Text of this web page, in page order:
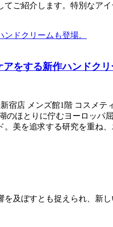
ご紹介します。特別なア
をする新作ハンドクリ
宿店 メンズ館1階 コスメテ
ほとりに佇むヨーロッパ
美を追求する研究を重ね
及ぼすとも捉えられ、新